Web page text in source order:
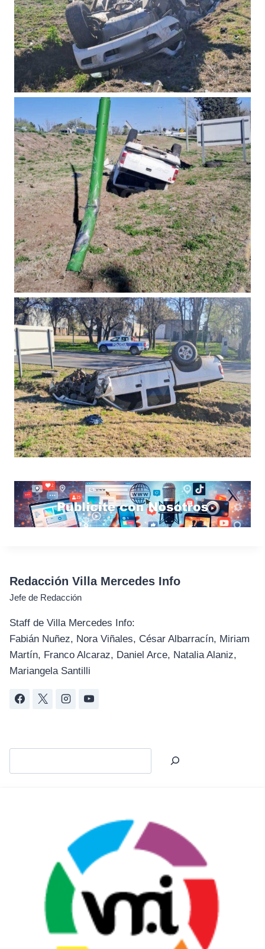
Redacción Villa Mercedes Info
Jefe de Redacción
Staff de Villa Mercedes Info:
Fabián Nuñez, Nora Viñales, César Albarracín, Miriam
Martín, Franco Alcaraz, Daniel Arce, Natalia Alaniz,
Mariangela Santilli